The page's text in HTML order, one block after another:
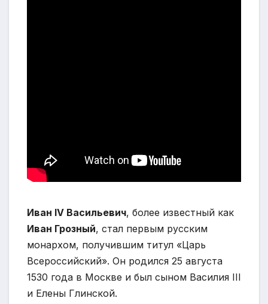
Иван IV Васильевич, более известный как
Иван Грозный, стал первым русским
монархом, получившим титул «Царь
Всероссийский». Он родился 25 августа
1530 года в Москве и был сыном Василия III
и Елены Глинской.